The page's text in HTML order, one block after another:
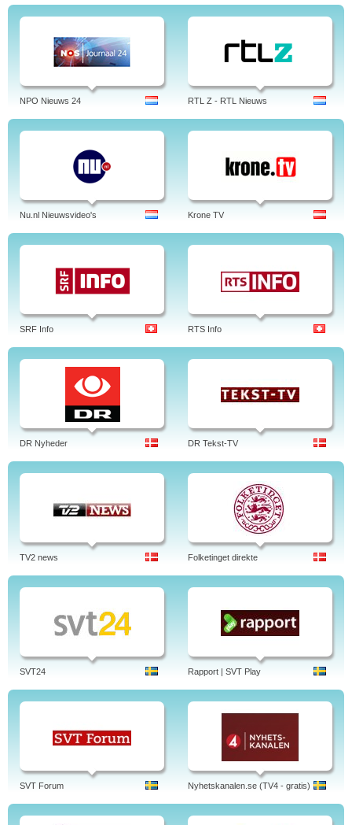
NPO Nieuws 24 RTL Z - RTL Nieuws
Nu.nl Nieuwsvideo's Krone TV
SRF Info RTS Info
DR Nyheder DR Tekst-TV
TV2 news Folketinget direkte
SVT24 Rapport | SVT Play
SVT Forum Nyhetskanalen.se (TV4 - gratis)